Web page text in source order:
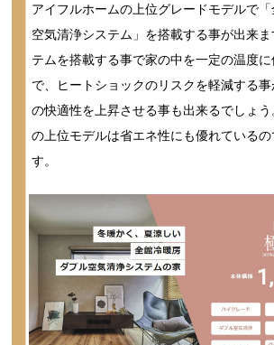
アイフルホームの上位グレードモデルで
空気清浄システム」を搭載する事が出来
テムを搭載する事で家の中を一定の温度
で、ヒートショックのリスクを軽減する
の快適性を上昇させる事も出来るでしょ
の上位モデルは省エネ性にも優れている
す。